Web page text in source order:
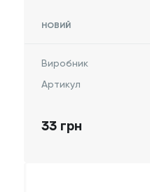
НОВИЙ
Виробник
Артикул
33 грн